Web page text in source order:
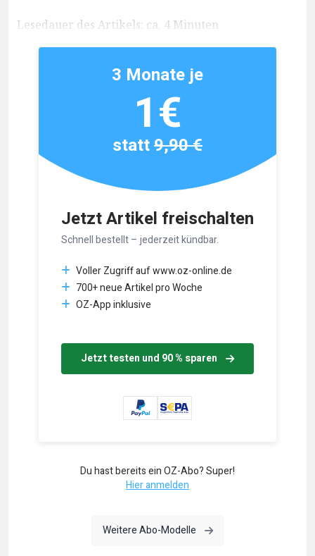
Lesedauer des Artikels: ca. 4 Minuten
Jetzt Artikel freischalten
Schnell bestellt – jederzeit kündbar.
Voller Zugriff auf www.oz-online.de
700+ neue Artikel pro Woche
OZ-App inklusive
Jetzt testen und 90 % sparen
3 Monate je
1€
statt9,90 €
Du hast bereits ein OZ-Abo? Super!
Hier anmelden
Weitere Abo-Modelle